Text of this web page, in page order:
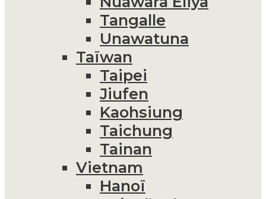
Tangalle
Unawatuna
Taïwan
Taipei
Jiufen
Kaohsiung
Taichung
Tainan
Vietnam
Hanoï